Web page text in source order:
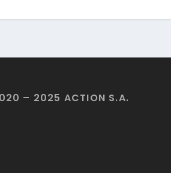
– 2025 ACTION S.A.